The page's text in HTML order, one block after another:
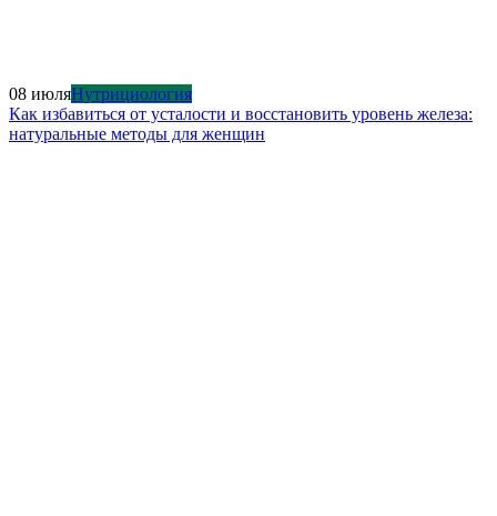
08 июляНутрициология
Как избавиться от усталости и восстановить уровень железа:
натуральные методы для женщин